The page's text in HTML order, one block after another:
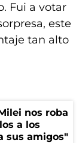
Fui a votar
este
tan alto
nos roba
a los
sus amigos"